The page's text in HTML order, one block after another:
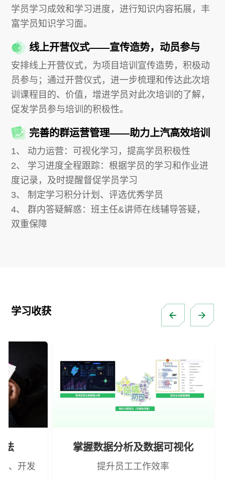
学员学习成效和学习进度，进行知识内容拓展，丰
富学员知识学习面。
线上开营仪式——宣传造势，动员参与
安排线上开营仪式，为项目培训宣传造势，积极动
员参与；通过开营仪式，进一步梳理和传达此次培
训课程目的、价值，增进学员对此次培训的了解，
促发学员参与培训的积极性。
完善的群运营管理——助力上汽高效培训
1、 动力运营：可视化学习，提高学员积极性
2、 学习进度全程跟踪：根据学员的学习和作业进
度记录，及时提醒督促学员学习
3、 制定学习积分计划、评选优秀学员
4、 群内答疑解惑：班主任&讲师在线辅导答疑，
双重保障
学习收获
法
、开发
掌握数据分析及数据可视化
提升员工工作效率